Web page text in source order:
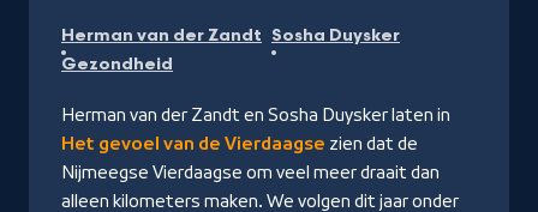
op
NPO
Start
Herman van der Zandt Sosha Duysker
Gezondheid
Herman van der Zandt en Sosha Duysker laten in
Het gevoel van de Vierdaagse zien dat de
Nijmeegse Vierdaagse om veel meer draait dan
alleen kilometers maken. We volgen dit jaar onder